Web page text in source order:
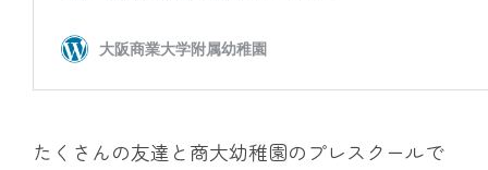
たくさんの友達と商大幼稚園のプレスクールで